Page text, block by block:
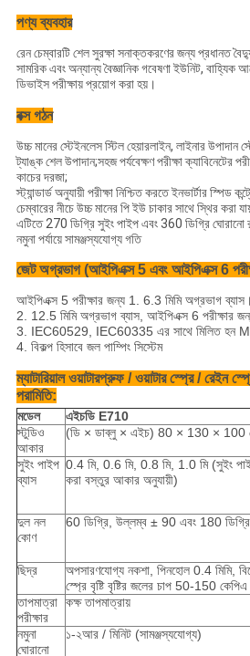
পণ্য ব্যবহার
রেন চেম্বারটি শেল সুরক্ষা সনাক্তকরণের জন্য প্রধানত
সামরিক এবং অন্যান্য বৈজ্ঞানিক গবেষণা ইউনিট,
ডিভাইস পরীক্ষায় প্রয়োগ করা হয়।
বক্স গঠন
উচ্চ মানের স্টেইনলেস স্টিল হেয়ারলাইন, লাইনার উপাদান
ট্যাঙ্ক শেল উপাদান;সহজ পর্যবেক্ষণ পরীক্ষা ক্যাবিনেটের
কাচের দরজা;
স্ট্যান্ডার্ড অনুযায়ী পরীক্ষা নিশ্চিত করতে ইনভার্টার স্পিড
চেম্বারের নীচে উচ্চ মানের পি ইউ চাকার সাথে স্থির করা
এটিতে 270 ডিগ্রি সুইং পাইপ এবং 360 ডিগ্রি ঘোরানো
নমুনা পর্যায়ে সামঞ্জস্যযোগ্য গতি
জেট অগ্রভাগ (আইপিএক্স 5 এবং আইপিএক্স 6
আইপিএক্স 5 পরীক্ষার জন্য 1. 6.3 মিমি অগ্রভাগ
2. 12.5 মিমি অগ্রভাগ ব্যাস, আইপিএক্স 6 পরীক্ষার
3. IEC60529, IEC60335 এর সাথে মিলিত হন
4. বিকল্প হিসাবে জল পাম্পিং সিস্টেম
ম্যাটারিয়াল ওয়াটারপ্রুফ / ওয়াটার স্প্রে / রেইন
পরামিতি:
মডেল
এইচডি E710
স্টুডিও
আকার
(ডি × ডাব্লু × এইচ) 80 × 130 × 100
সুইং পাইপ
ব্যাস
0.4 মি, 0.6 মি, 0.8 মি, 1.0 মি (সুইং
করা বস্তুর আকার অনুযায়ী)
দুল নল
কোণ
60 ডিগ্রি, উল্লম্ব ± 90 এবং 180 ডিগ্রি
ছিদ্র
অপসারণযোগ্য নকশা, পিনহোল 0.4 মিমি,
স্প্রে বৃষ্টি বৃষ্টির জলের চাপ 50-150 কেপিএ
তাপমাত্রা
পরীক্ষার
কক্ষ তাপমাত্রায়
নমুনা
ঘোরানো
১-২আর / মিনিট (সামঞ্জস্যযোগ্য)